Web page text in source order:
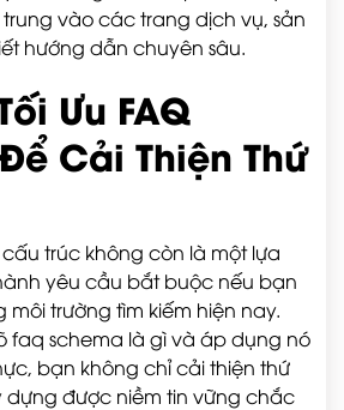
vào các trang dịch vụ, sản
hướng dẫn chuyên sâu.
Ưu FAQ
Cải Thiện Thứ
trúc không còn là một lựa
yêu cầu bắt buộc nếu bạn
môi trường tìm kiếm hiện nay.
faq schema là gì và áp dụng nó
bạn không chỉ cải thiện thứ
dựng được niềm tin vững chắc